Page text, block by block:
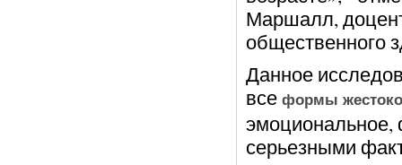
Маршалл,
общественного
Данное
все формы
эмоциональное,
серьезными